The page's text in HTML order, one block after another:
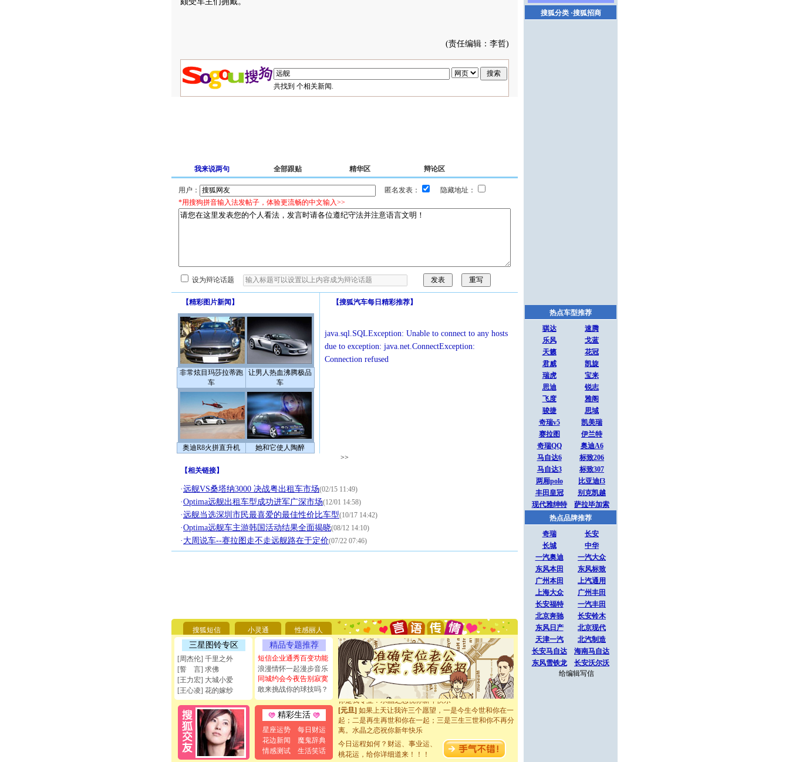
(责任编辑：李哲)
共找到 个相关新闻.
我来说两句 全部跟贴 精华区 辩论区
用户： 匿名发表：
隐藏地址：
*用搜狗拼音输入法发帖子，体验更流畅的中文输入>>
设为辩论话题
【精彩图片新闻 】
非常炫目玛莎拉蒂跑
车
让男人热血沸腾极品
车
奥迪R8火拼直升机 她和它使人陶醉
【搜狐汽车每日精彩推荐】
java.sql.SQLException: Unable to connect to any hosts
due to exception: java.net.ConnectException:
Connection refused
>>
【相关链接】
·远舰VS桑塔纳3000 决战粤出租车市场(02/15 11:49)
·Optima远舰出租车型成功进军广深市场(12/01 14:58)
·远舰当选深圳市民最喜爱的最佳性价比车型(10/17 14:42)
·Optima远舰车主游韩国活动结果全面揭晓(08/12 14:10)
· 大周说车--赛拉图走不走远舰路在于定价(07/22 07:46)
搜狐短信 小灵通 性感丽人
三星图铃专区
[周杰伦] 千里之外
[誓 言] 求佛
[王力宏] 大城小爱
[王心凌] 花的嫁纱
精品专题推荐
短信企业通秀百变功能
浪漫情怀一起漫步音乐
同城约会今夜告别寂寞
敢来挑战你的球技吗？
精彩生活
星座运势
每日财运
花边新闻
魔鬼辞典
情感测试
生活笑话
[圣诞节] 不只这样的日子才会想起你,而是这样的日子才
能正大光明地骚扰你,告诉你,圣诞要快乐!新年要快乐!天
天都要快乐噢!
[圣诞节]奉上一颗祝福的心,在这个特别的日子里,愿幸福,
如意,快乐,鲜花,一切美好的祝愿与你同在.圣诞快乐!
[元旦]看到你我会触电；看不到你我要充电；没有你我会
断电。爱你是我职业，想你是我事业，抱你是我特长，吻
你是我专业！水晶之恋祝你新年快乐
[元旦]如果上天让我许三个愿望，一是今生今世和你在一
起；二是再生再世和你在一起；三是三生三世和你不再分
离。水晶之恋祝你新年快乐
[元旦]当我狠下心扭头离去那一刻，你在我身后无助地哭
泣，这痛楚让我明白我多么爱你。我转身抱住你：这猪不
卖了。水晶之恋祝你新年快乐。
今日运程如何？财运、事业运、
桃花运，给你详细道来！！！
搜狐分类·搜狐招商
热点车型推荐
骐达
速腾
乐风
戈蓝
天籁
花冠
君威
凯旋
瑞虎
宝来
思迪
锐志
飞度
雅阁
骏捷
思域
奇瑞v5
凯美瑞
赛拉图
伊兰特
奇瑞QQ
奥迪A6
马自达6
标致206
马自达3
标致307
两厢polo
比亚迪f3
丰田皇冠
别克凯越
现代雅绅特
萨拉毕加索
热点品牌推荐
奇瑞
长安
长城
中华
一汽奥迪
一汽大众
东风本田
东风标致
广州本田
上汽通用
上海大众
广州丰田
长安福特
一汽丰田
北京奔驰
长安铃木
东风日产
北京现代
天津一汽
北汽制造
长安马自达
海南马自达
东风雪铁龙
长安沃尔沃
给编辑写信